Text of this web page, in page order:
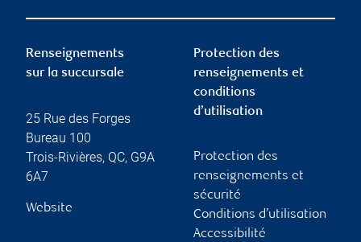
Renseignements
sur la succursale
25 Rue des Forges
Bureau 100
Trois-Rivières, QC, G9A
6A7
Website
Protection des
renseignements et
conditions
d’utilisation
Protection des
renseignements et
sécurité
Conditions d’utilisation
Accessibilité